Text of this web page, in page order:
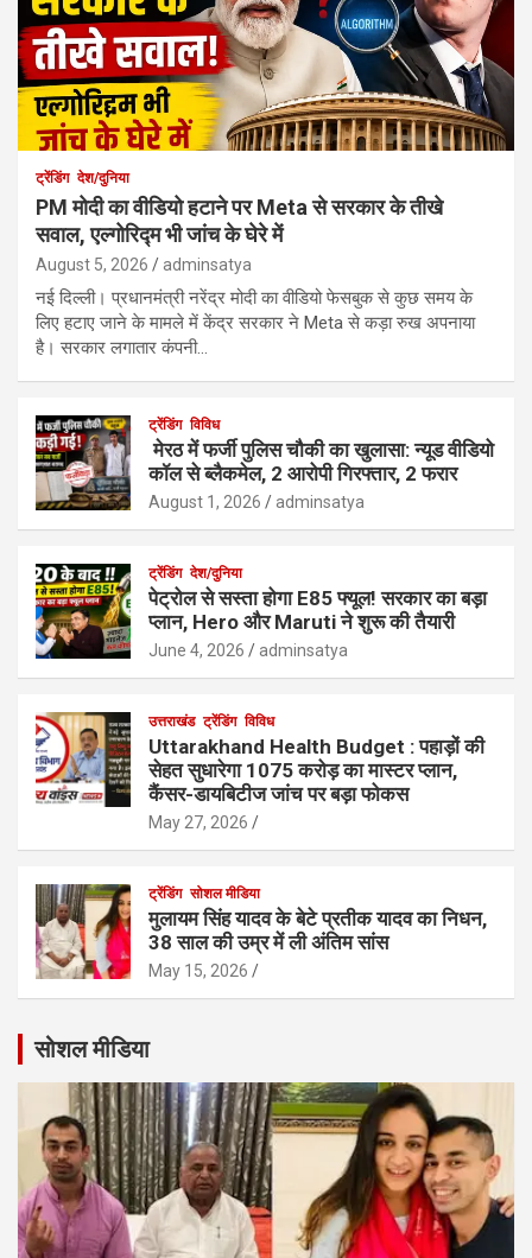
ट्रेंडिंग देश/दुनिया
PM मोदी का वीडियो हटाने पर Meta से सरकार के तीखे
सवाल, एल्गोरिद्म भी जांच के घेरे में
August 5, 2026 adminsatya
नई दिल्ली। प्रधानमंत्री नरेंद्र मोदी का वीडियो फेसबुक से कुछ समय के
लिए हटाए जाने के मामले में केंद्र सरकार ने Meta से कड़ा रुख अपनाया
है। सरकार लगातार कंपनी…
ट्रेंडिंग विविध
मेरठ में फर्जी पुलिस चौकी का खुलासा: न्यूड वीडियो
कॉल से ब्लैकमेल, 2 आरोपी गिरफ्तार, 2 फरार
August 1, 2026 adminsatya
ट्रेंडिंग देश/दुनिया
पेट्रोल से सस्ता होगा E85 फ्यूल! सरकार का बड़ा
प्लान, Hero और Maruti ने शुरू की तैयारी
June 4, 2026 adminsatya
उत्तराखंड ट्रेंडिंग विविध
Uttarakhand Health Budget : पहाड़ों की
सेहत सुधारेगा 1075 करोड़ का मास्टर प्लान,
कैंसर-डायबिटीज जांच पर बड़ा फोकस
May 27, 2026
ट्रेंडिंग सोशल मीडिया
मुलायम सिंह यादव के बेटे प्रतीक यादव का निधन,
38 साल की उम्र में ली अंतिम सांस
May 15, 2026
सोशल मीडिया